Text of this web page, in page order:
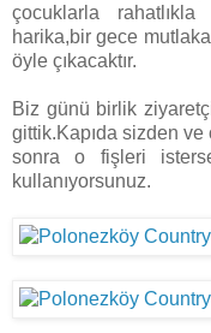
çocuklarla
harika,bir gece
öyle çıkacaktır.
Biz günü birlik
gittik.Kapıda sizden
sonra o fişleri
kullanıyorsunuz.